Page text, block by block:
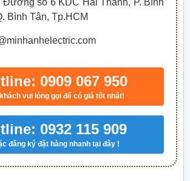
số 6 KDC Hai Thành, P. Bình
Bình Tân, Tp.HCM
0909 067 950
vui lòng gọi để có giá tốt nhất!
0932 115 909
đăng ký đặt hàng nhanh tại đây !